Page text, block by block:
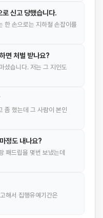
신고 당했습니다.
한 손으로는 지하철 손잡이를
면 처벌 받나요?
셨습니다. 저는 그 지인도
좀 했는데 그 사람이 본인
정도 내나요?
패드립을 몇번 보냈는데
해서 집행유예기간은